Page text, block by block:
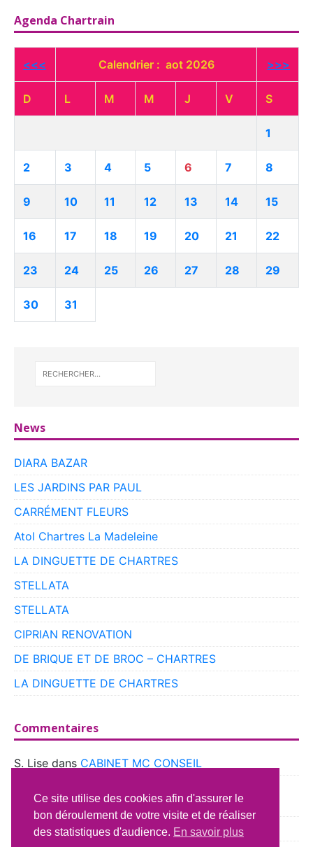
Agenda Chartrain
<<< Calendrier : aot 2026 >>>
D L M M J V S
1
2 3 4 5 6 7 8
9 10 11 12 13 14 15
16 17 18 19 20 21 22
23 24 25 26 27 28 29
30 31
News
DIARA BAZAR
LES JARDINS PAR PAUL
CARRÉMENT FLEURS
Atol Chartres La Madeleine
LA DINGUETTE DE CHARTRES
STELLATA
STELLATA
CIPRIAN RENOVATION
DE BRIQUE ET DE BROC – CHARTRES
LA DINGUETTE DE CHARTRES
Commentaires
S. Lise dans CABINET MC CONSEIL
BEAUCE
Richard LaverydansATELIER DU CAMPING CAR
Ce site utilise des cookies afin d'assurer le
bon déroulement de votre visite et de réaliser
des statistiques d'audience. En savoir plus